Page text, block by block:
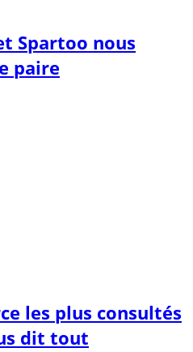
Spartoo nous
paire
les plus consultés
dit tout